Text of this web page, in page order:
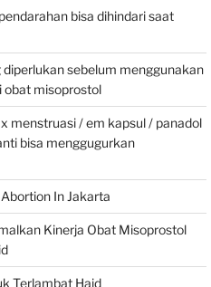
bisa dihindari saat
diperlukan sebelum menggunakan
obat misoprostol
menstruasi / em kapsul / panadol
bisa menggugurkan
In Jakarta
Kinerja Obat Misoprostol
Terlambat Haid